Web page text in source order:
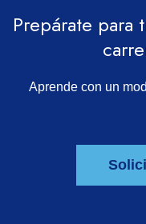
Prepárate para
Aprende con un